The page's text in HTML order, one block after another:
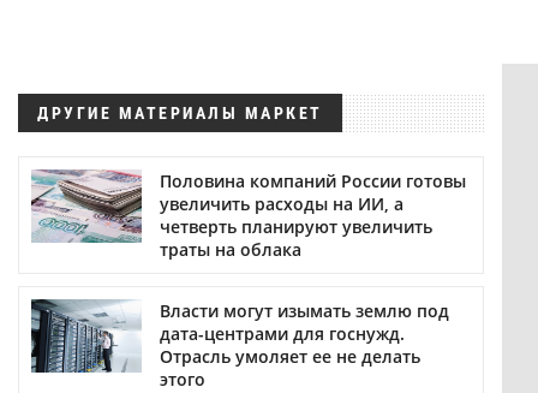
ДРУГИЕ МАТЕРИАЛЫ МАРКЕТ
Половина компаний России готовы
увеличить расходы на ИИ, а
четверть планируют увеличить
траты на облака
Власти могут изымать землю под
дата-центрами для госнужд.
Отрасль умоляет ее не делать
этого